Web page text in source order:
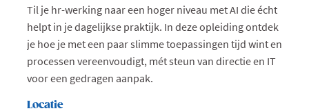
Til je hr-werking naar een hoger niveau met AI die écht
helpt in je dagelijkse praktijk. In deze opleiding ontdek
je hoe je met een paar slimme toepassingen tijd wint en
processen vereenvoudigt, mét steun van directie en IT
voor een gedragen aanpak.
Locatie